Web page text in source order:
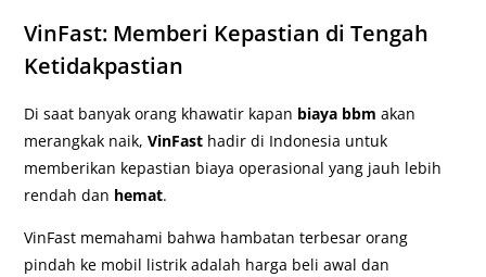
VinFast: Memberi Kepastian di Tengah
Ketidakpastian
Di saat banyak orang khawatir kapan biaya bbm akan
merangkak naik,VinFast hadir di Indonesia untuk
memberikan kepastian biaya operasional yang jauh lebih
rendah dan hemat.
VinFast memahami bahwa hambatan terbesar orang
pindah ke mobil listrik adalah harga beli awal dan